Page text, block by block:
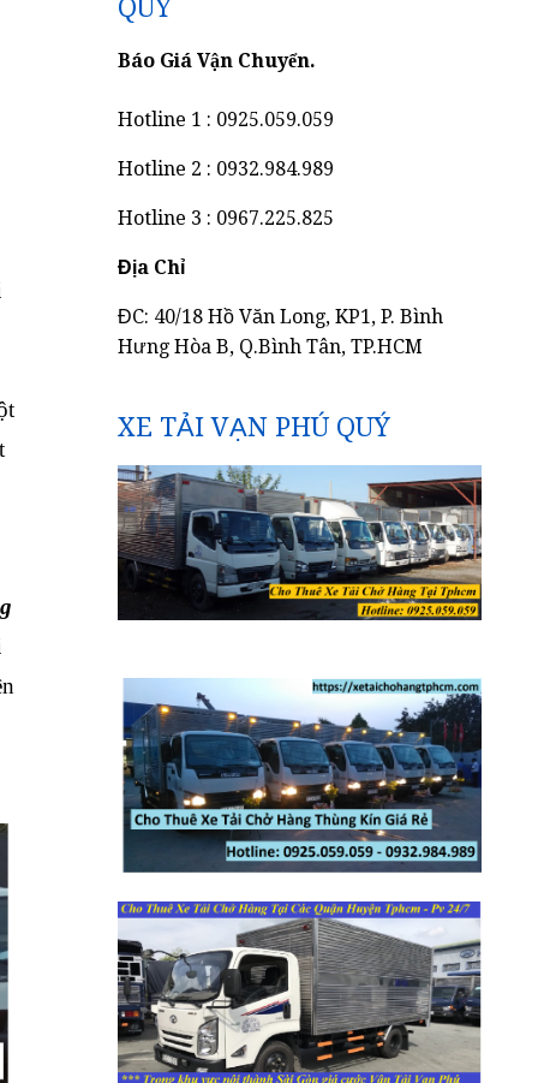
QUÝ
Báo Giá Vận Chuyển.
Hotline 1 : 0925.059.059
Hotline 2 : 0932.984.989
Hotline 3 : 0967.225.825
Địa Chỉ
ĐC: 40/18 Hồ Văn Long, KP1, P. Bình
Hưng Hòa B, Q.Bình Tân, TP.HCM
XE TẢI VẠN PHÚ QUÝ